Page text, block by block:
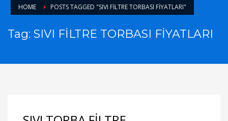
HOME POSTS TAGGED "SIVI FİLTRE TORBASI FİYATLARI"
Tag: SIVI FİLTRE TORBASI FİYATLARI